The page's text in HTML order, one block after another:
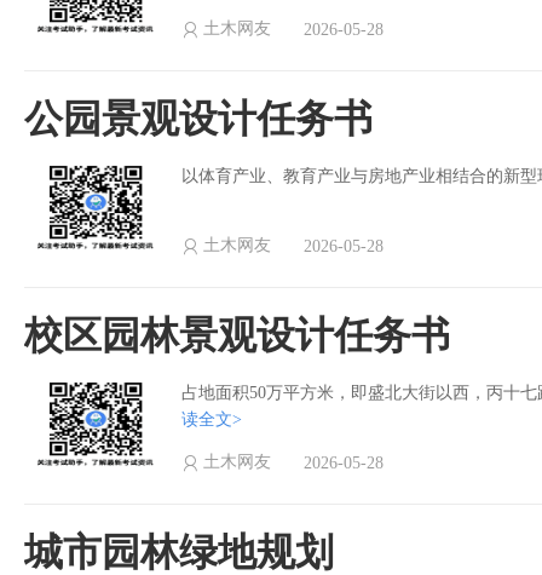
土木网友 2026-05-28
公园景观设计任务书
以体育产业、教育产业与房地产业相结合的新
土木网友 2026-05-28
校区园林景观设计任务书
占地面积50万平方米，即盛北大街以西，丙十
读全文>
土木网友 2026-05-28
城市园林绿地规划